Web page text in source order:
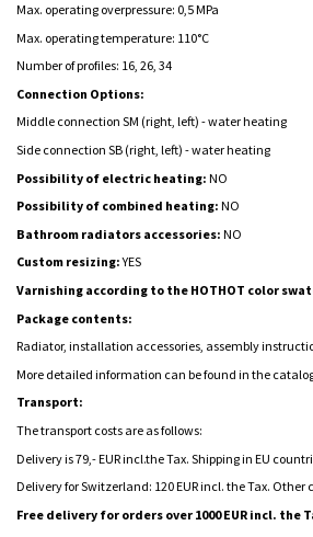
Max. operating overpressure: 0,5 MPa
Max. operating temperature: 110°C
Number of profiles: 16, 26, 34
Connection Options:
Middle connection SM (right, left) -water heating
Side connection SB (right, left) -water heating
Possibility of electric heating: NO
Possibility of combined heating: NO
Bathroom radiators accessories: NO
Custom resizing:YES
Varnishing according to the HOTHOT color
Package contents:
Radiator, installation accessories, assembly
More detailed information can be found in the
Transport:
The transport costs are as follows:
Delivery is 79,- EUR incl.the Tax. Shipping in EU
Delivery for Switzerland: 120 EUR incl. the Tax. Other
Free delivery for orders over 1000 EUR incl. the